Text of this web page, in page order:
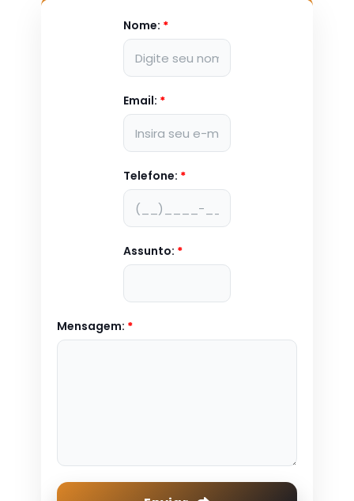
Nome: *
Email: *
Telefone: *
Assunto: *
Mensagem: *